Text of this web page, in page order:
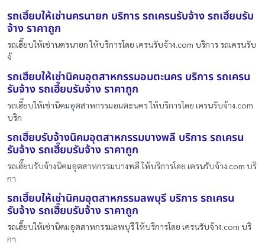
รถเฮี๊ยบให้เช่านครนายก บริการ รถเครนรับจ้าง รถเฮี๊ยบรับ
จ้าง ราคาถูก
รถเฮี๊ยบให้เช่านครนายก ให้บริการโดย เครนรับจ้าง.com บริการ รถเครนรับ
จ้
รถเฮี๊ยบให้เช่านิคมอุตสาหกรรมอมตะนคร บริการ รถเครน
รับจ้าง รถเฮี๊ยบรับจ้าง ราคาถูก
รถเฮี๊ยบให้เช่านิคมอุตสาหกรรมอมตะนคร ให้บริการโดย เครนรับจ้าง.com
บริก
รถเฮี๊ยบรับจ้างนิคมอุตสาหกรรมบางพลี บริการ รถเครน
รับจ้าง รถเฮี๊ยบรับจ้าง ราคาถูก
รถเฮี๊ยบรับจ้างนิคมอุตสาหกรรมบางพลี ให้บริการโดย เครนรับจ้าง.com บริ
กา
รถเฮี๊ยบให้เช่านิคมอุตสาหกรรมลพบุรี บริการ รถเครน
รับจ้าง รถเฮี๊ยบรับจ้าง ราคาถูก
รถเฮี๊ยบให้เช่านิคมอุตสาหกรรมลพบุรี ให้บริการโดย เครนรับจ้าง.com บริ
กา